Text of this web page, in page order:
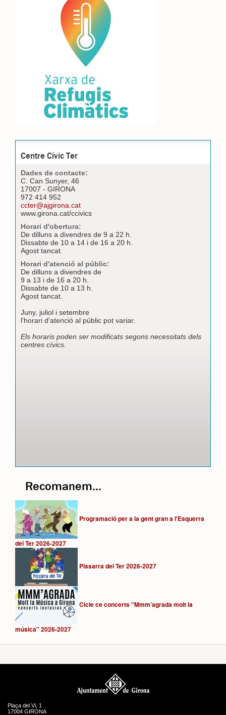
Centre Cívic Ter
Dades de contacte:
C. Can Sunyer, 46
17007 - GIRONA
972 414 952
ccter@ajgirona.cat
www.girona.cat/ccivics
Horari d'obertura:
De dilluns a divendres de 9 a 22 h.
Dissabte de 10 a 14 i de 16 a 20 h.
Agost tancat.
Horari d'atenció al públic:
De dilluns a divendres de
9 a 13 i de 16 a 20 h.
Dissabte de 10 a 13 h.
Agost tancat.
Juny, juliol i setembre
l'horari d'atenció al públic pot variar.
Els horaris poden ser modificats segons necessitats dels
centres cívics.
Recomanem…
Programació per a la gent gran a l'Esquerra
del Ter 2026-2027
Pissarra del Ter 2026-2027
Cicle ce concerts "Mmm’agrada molt la
música" 2026-2027
Plaça del Vi, 1
17004 GIRONA